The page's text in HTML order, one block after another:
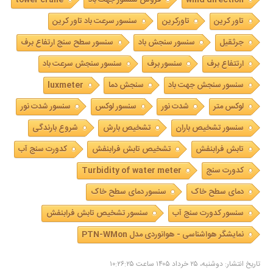
تاور کرین
تاورکرین
سنسور سرعت باد تاور کرین
جرثقیل
سنسور سنجش باد
سنسور سطح سنج ارتفاع برف
ارتتفاع برف
سنسور برف
سنسور سنجش سرعت باد
سنسور سنجش جهت باد
سنجش دما
luxmeter
لوکس متر
شدت نور سنسور لوکس
سنسور شدت نور
سنسور تشخیص باران
تشخیص بارش
شروع بارندگی
تابش فرابنفش
تشخیص تابش فرابنفش
کدورت سنج آب
کدورت سنج
Turbidity of water meter
دمای سطح خاک
سنسور دمای سطح خاک
سنسور کدورت سنج آب
سنسور تشخیص تابش فرابنفش
نمایشگر هواشناسی - هوانوردی مدل PTN-WMon
تاریخ انتشار: دوشنبه، ۲۵ خرداد ۱۴۰۵ ساعت ۱۰:۲۶:۲۵